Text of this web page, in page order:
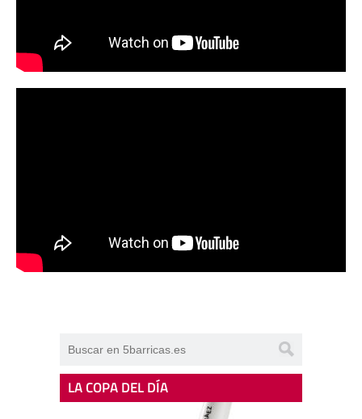
LA COPA DEL DÍA